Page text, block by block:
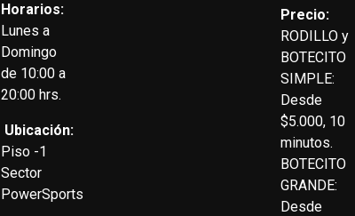
Horarios:
Lunes a
Domingo
de 10:00 a
20:00 hrs.
Ubicación:
Piso -1
Sector
PowerSports
Precio:
RODILLO y
BOTECITO
SIMPLE:
Desde
$5.000, 10
minutos.
BOTECITO
GRANDE:
Desde